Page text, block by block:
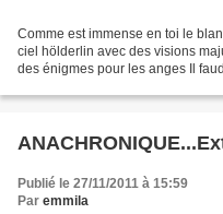
Comme est immense en toi le
ciel hölderlin avec des visions
des énigmes pour les anges Il
Publié le 27/11/2011 à 15:59
Par emmila